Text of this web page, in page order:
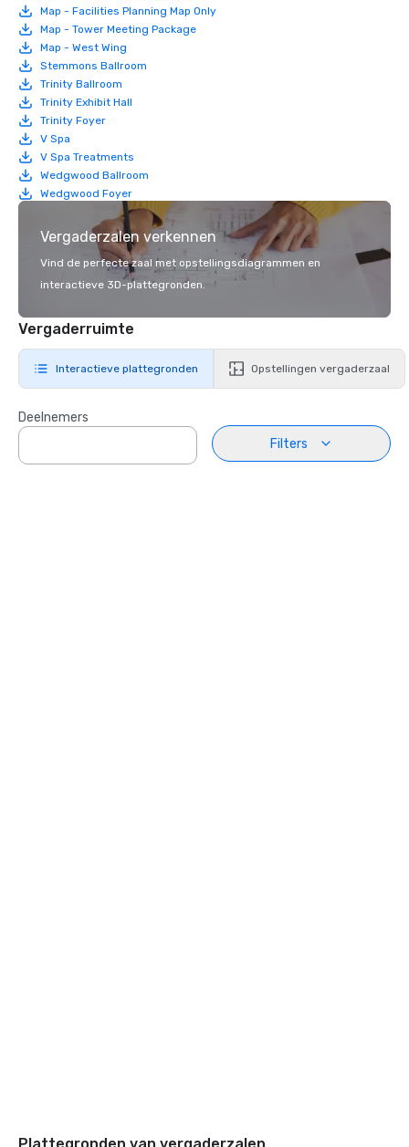
Map - Facilities Planning Map Only
Map - Tower Meeting Package
Map - West Wing
Stemmons Ballroom
Trinity Ballroom
Trinity Exhibit Hall
Trinity Foyer
V Spa
V Spa Treatments
Wedgwood Ballroom
Wedgwood Foyer
Vergaderzalen verkennen
Vind de perfecte zaal met opstellingsdiagrammen en
interactieve 3D-plattegronden.
Vergaderruimte
Interactieve plattegronden Opstellingen vergaderzaal
Deelnemers
Filters